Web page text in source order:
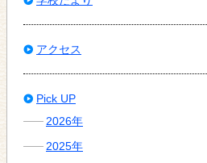
アクセス
Pick UP
2026年
2025年